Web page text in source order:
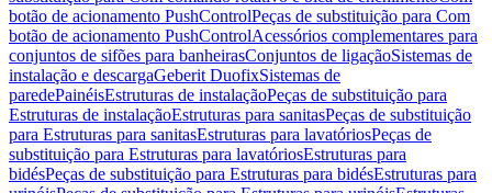
botão de acionamento PushControlPeças de substituição para Com
botão de acionamento PushControlAcessórios complementares para
conjuntos de sifões para banheirasConjuntos de ligaçãoSistemas de
instalação e descargaGeberit DuofixSistemas de
paredePainéisEstruturas de instalaçãoPeças de substituição para
Estruturas de instalaçãoEstruturas para sanitasPeças de substituição
para Estruturas para sanitasEstruturas para lavatóriosPeças de
substituição para Estruturas para lavatóriosEstruturas para
bidésPeças de substituição para Estruturas para bidésEstruturas para